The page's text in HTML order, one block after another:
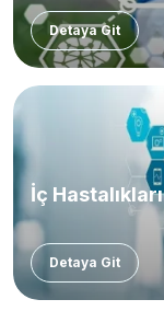
Detaya Git
İç Hastalıkları
Detaya Git